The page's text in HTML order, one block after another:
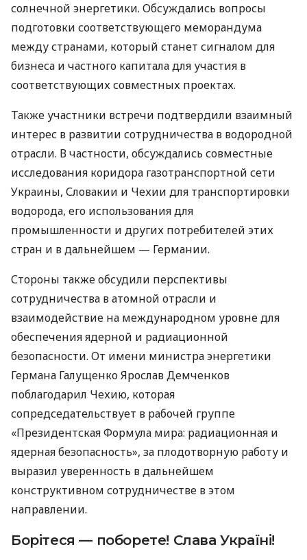
солнечной энергетики. Обсуждались вопросы
подготовки соответствующего меморандума
между странами, который станет сигналом для
бизнеса и частного капитала для участия в
соответствующих совместных проектах.
Также участники встречи подтвердили взаимный
интерес в развитии сотрудничества в водородной
отрасли. В частности, обсуждались совместные
исследования коридора газотранспортной сети
Украины, Словакии и Чехии для транспортировки
водорода, его использования для
промышленности и других потребителей этих
стран и в дальнейшем — Германии.
Стороны также обсудили перспективы
сотрудничества в атомной отрасли и
взаимодействие на международном уровне для
обеспечения ядерной и радиационной
безопасности. От имени министра энергетики
Германа Галущенко Ярослав Демченков
поблагодарил Чехию, которая
сопредседательствует в рабочей группе
«Президентская Формула мира: радиационная и
ядерная безопасность», за плодотворную работу и
выразил уверенность в дальнейшем
конструктивном сотрудничестве в этом
направлении.
Борітеся — поборете! Слава Україні!